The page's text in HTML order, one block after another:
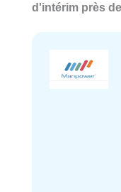
d'intérim près